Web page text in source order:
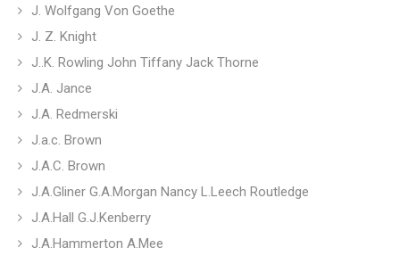
J. Wolfgang Von Goethe
J. Z. Knight
J..K. Rowling John Tiffany Jack Thorne
J.A. Jance
J.A. Redmerski
J.a.c. Brown
J.A.C. Brown
J.A.Gliner G.A.Morgan Nancy L.Leech Routledge
J.A.Hall G.J.Kenberry
J.A.Hammerton A.Mee